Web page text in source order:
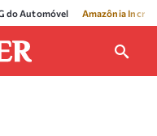
do Automóvel Amazônia